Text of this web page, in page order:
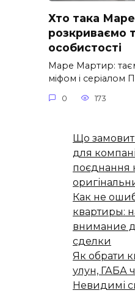
Хто така
розкриваємо
особистості
Маре Мартир:
міфом і серіалом
0 173
Що
для
поєднання
Как не
квартиры:
внимание
сделки
Як обрати
улун, ГАБА
Невидимі